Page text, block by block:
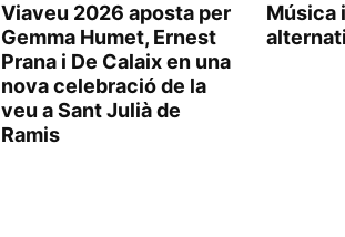
Viaveu 2026 aposta per
Gemma Humet, Ernest
Prana i De Calaix en una
nova celebració de la
veu a Sant Julià de
Ramis
Música